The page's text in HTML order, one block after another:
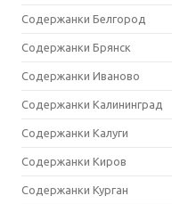
Содержанки Белгород
Содержанки Брянск
Содержанки Иваново
Содержанки Калининград
Содержанки Калуги
Содержанки Киров
Содержанки Курган